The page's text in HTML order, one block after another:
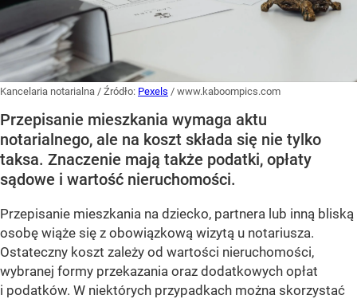
Kancelaria notarialna / Źródło: Pexels / www.kaboompics.com
Przepisanie mieszkania wymaga aktu
notarialnego, ale na koszt składa się nie tylko
taksa. Znaczenie mają także podatki, opłaty
sądowe i wartość nieruchomości.
Przepisanie mieszkania na dziecko, partnera lub inną bliską
osobę wiąże się z obowiązkową wizytą u notariusza.
Ostateczny koszt zależy od wartości nieruchomości,
wybranej formy przekazania oraz dodatkowych opłat
i podatków. W niektórych przypadkach można skorzystać